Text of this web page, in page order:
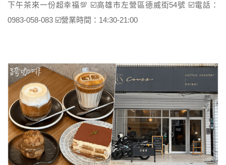
下午茶來一份超幸福💯 ☑️高雄市左營區德威街54號 ☑️電話：
0983-058-083 ☑️營業時間：14:30-21:00